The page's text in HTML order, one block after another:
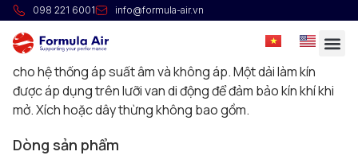
098 221 6001 info@formula-air.vn
Van trượt cân bằng
Van được vận hành bằng tay qua xích hoặc dây thừng để
lắp đặt trên đường ống ngang ở những vị trí cao, dùng
cho hệ thống áp suất âm và không áp. Một dải làm kín
được áp dụng trên lưỡi van di động để đảm bảo kín khí khi
mở. Xích hoặc dây thừng không bao gồm.
Dòng sản phẩm